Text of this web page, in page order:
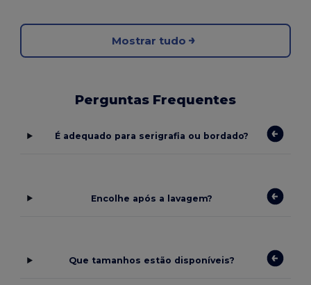
Mostrar tudo
Perguntas Frequentes
É adequado para serigrafia ou bordado?
Encolhe após a lavagem?
Que tamanhos estão disponíveis?